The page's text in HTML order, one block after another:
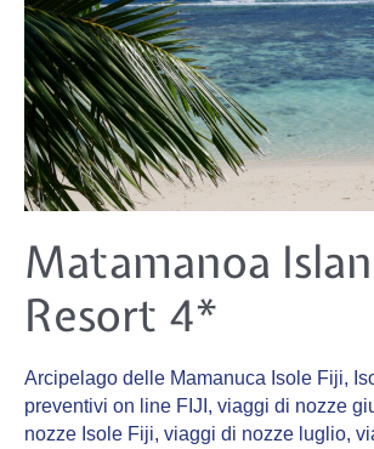
Matamanoa
Resort 4*
Arcipelago delle Mamanuca Isole Fiji,
preventivi on line FIJI , viaggi di nozze
nozze Isole Fiji, viaggi di nozze luglio,
Matamanoa
Island
Resort
4*